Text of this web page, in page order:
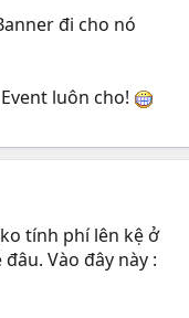
đi cho nó
luôn cho!
tính phí lên kệ ở
Vào đây này :